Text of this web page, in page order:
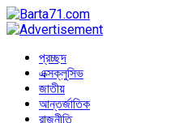
প্রচ্ছদ
এক্সক্লুসিভ
জাতীয়
আন্তর্জাতিক
রাজনীতি